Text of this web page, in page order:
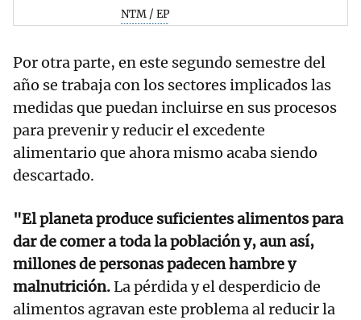
NTM / EP
Por otra parte, en este segundo semestre del
año se trabaja con los sectores implicados las
medidas que puedan incluirse en sus procesos
para prevenir y reducir el excedente
alimentario que ahora mismo acaba siendo
descartado.
"El planeta produce suficientes alimentos para
dar de comer a toda la población y, aun así,
millones de personas padecen hambre y
malnutrición.La pérdida y el desperdicio de
alimentos agravan este problema al reducir la